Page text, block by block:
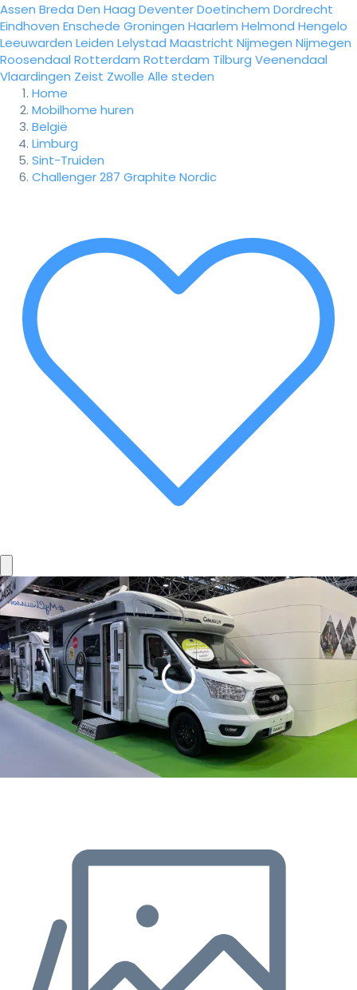
Assen Breda Den Haag DeventerDoetinchem Dordrecht
Eindhoven Enschede Groningen Haarlem Helmond Hengelo
Leeuwarden Leiden Lelystad Maastricht Nijmegen Nijmegen
Roosendaal Rotterdam Rotterdam Tilburg Veenendaal
Vlaardingen Zeist Zwolle Alle steden
Home
Mobilhome huren
België
Limburg
Sint-Truiden
Challenger 287 Graphite Nordic